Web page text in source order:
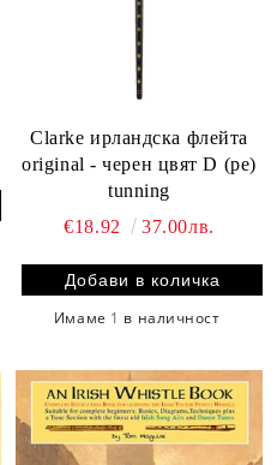
Clarke ирландска флейта
original - черен цвят D (ре)
tunning
€18.92
37.00лв.
Имаме 1 в наличност